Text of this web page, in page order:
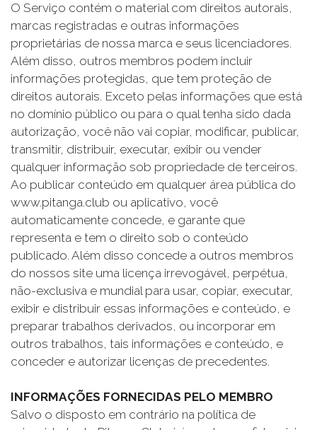
O Serviço contém o material com direitos autorais,
marcas registradas e outras informações
proprietárias de nossa marca e seus licenciadores.
Além disso, outros membros podem incluir
informações protegidas, que tem proteção de
direitos autorais. Exceto pelas informações que está
no domínio público ou para o qual tenha sido dada
autorização, você não vai copiar, modificar, publicar,
transmitir, distribuir, executar, exibir ou vender
qualquer informação sob propriedade de terceiros.
Ao publicar conteúdo em qualquer área pública do
www.pitanga.club ou aplicativo, você
automaticamente concede, e garante que
representa e tem o direito sob o conteúdo
publicado. Além disso concede a outros membros
do nossos site uma licença irrevogável, perpétua,
não-exclusiva e mundial para usar, copiar, executar,
exibir e distribuir essas informações e conteúdo, e
preparar trabalhos derivados, ou incorporar em
outros trabalhos, tais informações e conteúdo, e
conceder e autorizar licenças de precedentes.
INFORMAÇÕES FORNECIDAS PELO MEMBRO
Salvo o disposto em contrário na política de